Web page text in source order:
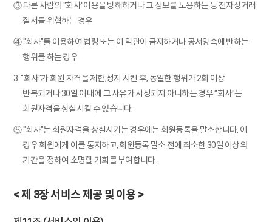
③ 다른 사람의 "회사"이용을 방해하거나 그 정보를 도용하는 등 전자상거래
질서를 위협하는 경우
④ "회사"를 이용하여 법령 또는 이 약관이 금지하거나 공서양속에 반하는
행위를 하는 경우
3. "회사"가 회원 자격을 제한,정지 시킨 후, 동일한 행위가 2회 이상
반복되거나 30일 이내에 그 사유가 시정되지 아니하는 경우 "회사"는
회원자격을 상실시킬 수 있습니다.
⑤ "회사"는 회원자격을 상실시키는 경우에는 회원등록을 말소합니다. 이
경우 회원에게 이를 통지하고, 회원등록 말소 전에 최소한 30일 이상의
기간을 정하여 소명할 기회를 부여합니다.
< 제 3장 서비스 제공 및 이용 >